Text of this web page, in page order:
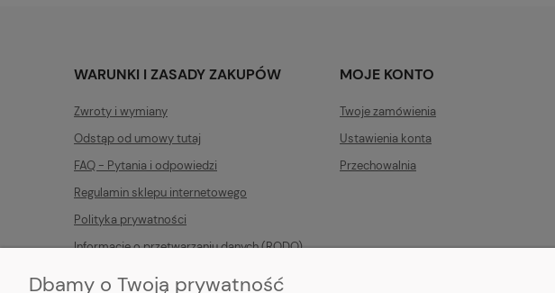
WARUNKI I ZASADY ZAKUPÓW
Zwroty i wymiany
Odstąp od umowy tutaj
FAQ - Pytania i odpowiedzi
Regulamin sklepu internetowego
Polityka prywatności
Informacje o przetwarzaniu danych (RODO)
MOJE KONTO
Twoje zamówienia
Ustawienia konta
Przechowalnia
Dbamy o Twoją prywatność